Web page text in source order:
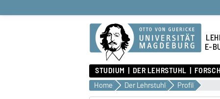
E-
STUDIUM DER LEHRSTUHL
Home Der Lehrstuhl Profil